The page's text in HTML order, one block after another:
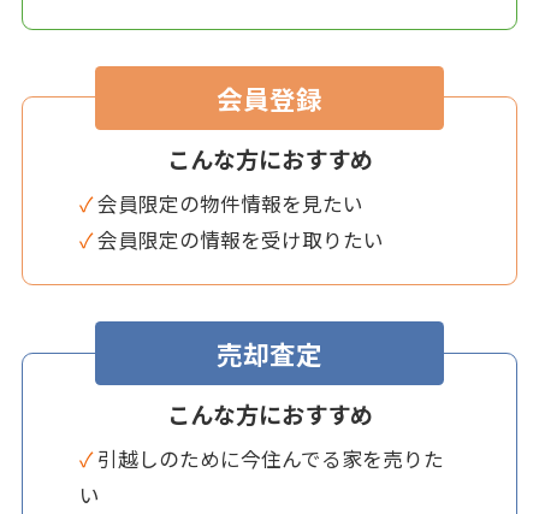
会員登録
こんな方におすすめ
✓ 会員限定の物件情報を見たい
✓ 会員限定の情報を受け取りたい
売却査定
こんな方におすすめ
✓ 引越しのために今住んでる家を売りた
い